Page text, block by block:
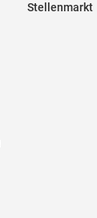
Stellenmarkt